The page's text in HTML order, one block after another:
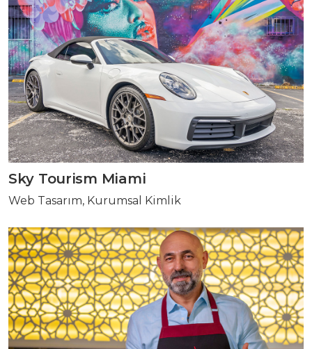
Sky Tourism Miami
Web Tasarım, Kurumsal Kimlik